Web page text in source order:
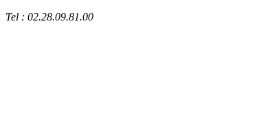
Tel : 02.28.09.81.00